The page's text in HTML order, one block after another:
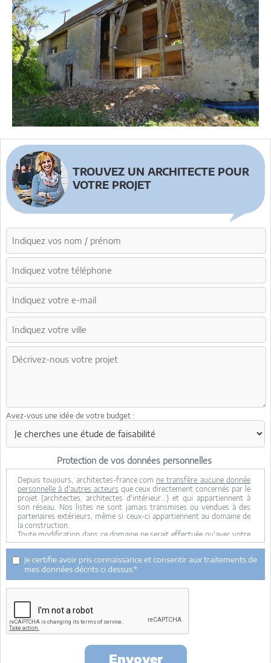
TROUVEZ UN ARCHITECTE POUR
VOTRE PROJET
Avez-vous une idée de votre budget :
Protection de vos données personnelles
Depuis toujours, architectes-france.com ne transfère aucune donnée
personnelle à d'autres acteurs que ceux directement concernés par le
projet (architectes, architectes d'intérieur...) et qui appartiennent à
son réseau. Nos listes ne sont jamais transmises ou vendues à des
partenaires extérieurs, même si ceux-ci appartiennent au domaine de
la construction.
Toute modification dans ce domaine ne serait effectuée qu'avec votre
consentement.
Je consens à ce que mes données personnelles soient collectées pour
permettre à architectes-france de transférer votre projet aux
architectes. Seul Architectes-france, ses équipes internes et la
maitrise d'oeuvre concernée par le projet y ont accès. Aucune
transmission de données à des tiers à l'exclusion de ceux décrits ci
dessus n'est réalisée.
Mes données téléphoniques seront uniquement utilisées par
Architectes-france.com et les architectes de notre réseau dans le
cadre de la qualification et du suivi de mon projet.
Les données sont conservées pendant une durée de 18 mois courant à
partir des derniers contacts effectifs entre architectes-france et vous
Je certifie avoir pris connaissance et consentir aux traitements de
mes données décrits ci dessus.*
Envoyer